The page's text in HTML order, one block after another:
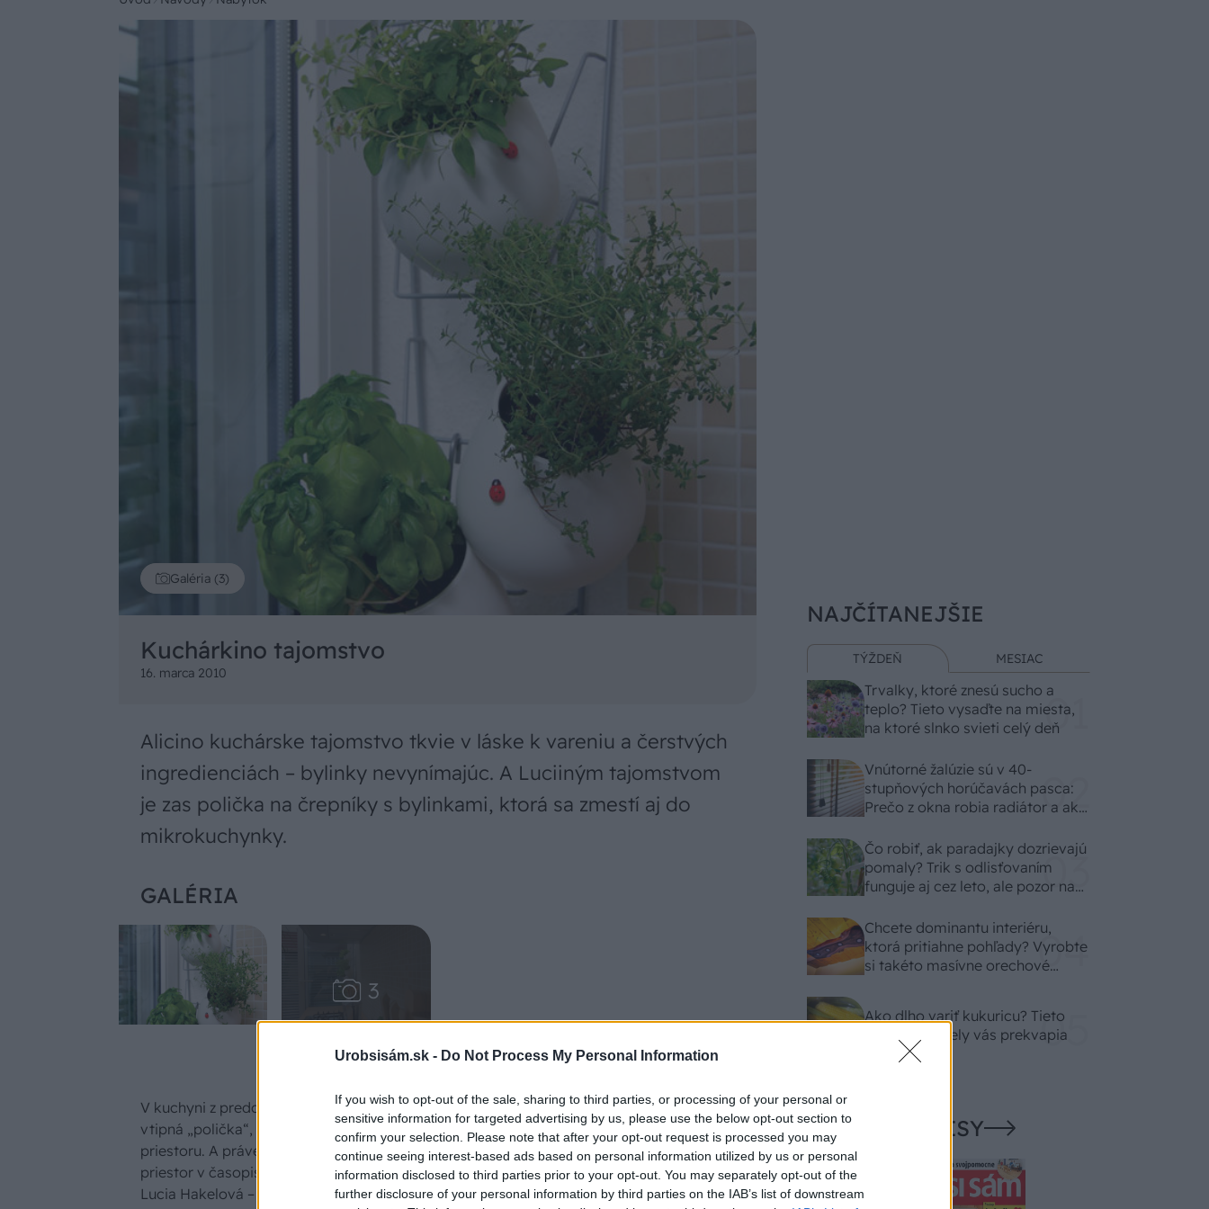
Urobsisám.sk - Do Not Process My Personal Information
If you wish to opt-out of the sale, sharing to third parties, or processing of your personal or
sensitive information for targeted advertising by us, please use the below opt-out section to
confirm your selection. Please note that after your opt-out request is processed you may
continue seeing interest-based ads based on personal information utilized by us or personal
information disclosed to third parties prior to your opt-out. You may separately opt-out of the
further disclosure of your personal information by third parties on the IAB’s list of downstream
Galéria (3)
Kuchárkino tajomstvo
16. marca 2010
Alicino kuchárske tajomstvo tkvie v láske k vareniu a čerstvých
ingredienciách – bylinky nevynímajúc. A Luciiným tajomstvom
je zas polička na črepníky s bylinkami, ktorá sa zmestí aj do
mikrokuchynky.
GALÉRIA
V kuchyni z predchádzajúcich strán nás zaujala
vtipná „polička“, ktorá zaberá len minimum
priestoru. A práve tým si zaslúžila vlastný
priestor v časopise. Vymyslela ju architektka
Lucia Hakelová – jednoducho otočila naopak
NAJČÍTANEJŠIE
TÝŽDEŇ MESIAC
Trvalky, ktoré znesú sucho a
teplo? Tieto vysaďte na miesta,
na ktoré slnko svieti celý deň
Vnútorné žalúzie sú v 40-
stupňových horúčavách pasca:
Prečo z okna robia radiátor a ako
Čo robiť, ak paradajky dozrievajú
pomaly? Trik s odlisťovaním
funguje aj cez leto, ale pozor na
Chcete dominantu interiéru,
ktorá pritiahne pohľady? Vyrobte
si takéto masívne orechové
Ako dlho variť kukuricu? Tieto
časové rozdiely vás prekvapia
NAŠE ČASOPISY